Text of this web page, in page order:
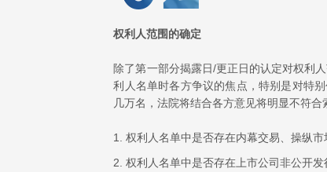
权利人范围的确定
除了第一部分揭露日/更正日的认定对权利
利人名单时各方争议的焦点，特别是对特
几万名，法院将结合各方意见将明显不符合
1. 权利人名单中是否存在内幕交易、操纵市
2. 权利人名单中是否存在上市公司非公开发